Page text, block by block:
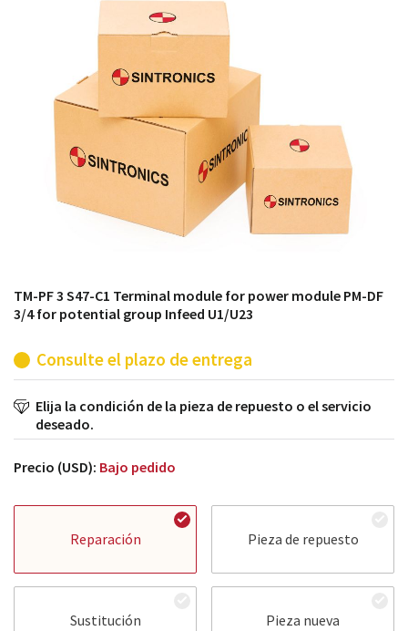
módulos antiguos a un alto nivel técnico o sustitución
de módulos descontinuados por módulos del propio
TM-PF 3 S47-C1 Terminal module for power module PM-DF
3/4 for potential group Infeed U1/U23
Consulte el plazo de entrega
Elija la condición de la pieza de repuesto o el servicio
deseado.
Precio (USD): Bajo pedido
Reparación Pieza de repuesto
Sustitución Pieza nueva